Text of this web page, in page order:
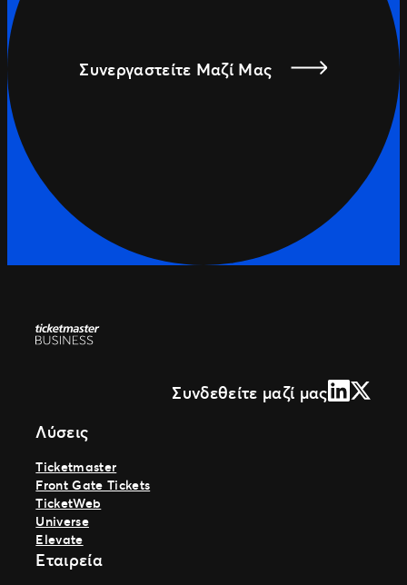
Συνεργαστείτε Μαζί Μας
Συνδεθείτε μαζί μαςLinkedIn
X
Λύσεις
Ticketmaster
Front Gate Tickets
TicketWeb
Universe
Elevate
Εταιρεία